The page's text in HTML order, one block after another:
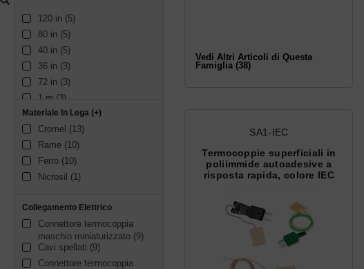
120 in (5)
80 in (5)
40 in (5)
36 in (3)
72 in (3)
1 m (3)
2 m (3)
3 m (2)
60 in (1)
150 in (1)
3 ft (1)
30 in (1)
18 in (1)
6 in (1)
Materiale In Lega (+)
Cromel (13)
Rame (10)
Ferro (10)
Nicrosil (1)
Collegamento Elettrico
Connettore termocoppia
maschio miniaturizzato (9)
Cavi spellati (9)
Connettore termocoppia
Vedi Altri Articoli di Questa
Famiglia (38)
SA1-IEC
Termocoppie superficiali in
poliimmide autoadesive a
risposta rapida, colore IEC